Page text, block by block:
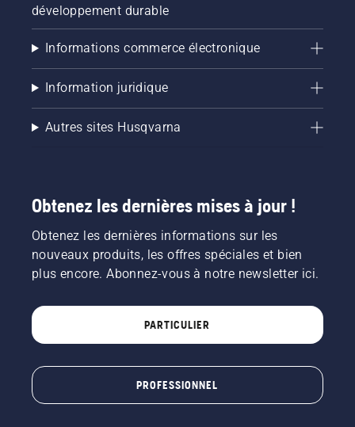
développement durable
Informations commerce électronique
Information juridique
Autres sites Husqvarna
Obtenez les dernières mises à jour !
Obtenez les dernières informations sur les
nouveaux produits, les offres spéciales et bien
plus encore. Abonnez-vous à notre newsletter ici.
PARTICULIER
PROFESSIONNEL